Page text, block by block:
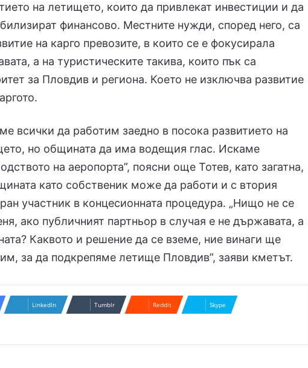
на летището, които да привлекат инвестиции и да
финансово. Местните нужди, според него, са
на карго превозите, в които се е фокусирала
а на туристическите такива, които пък са
за Пловдив и региона. Което не изключва развитие
всички да работим заедно в посока развитието на
но общината да има водещия глас. Искаме
на аеропорта”, поясни още Тотев, като загатна,
като собственик може да работи и с втория
участник в концесионната процедура. „Нищо не се
ако публичният партньор в случая е не държавата, а
Каквото и решение да се вземе, ние винаги ще
за да подкрепяме летище Пловдив”, заяви кметът.
LinkedIn Tumblr Reddit Skype